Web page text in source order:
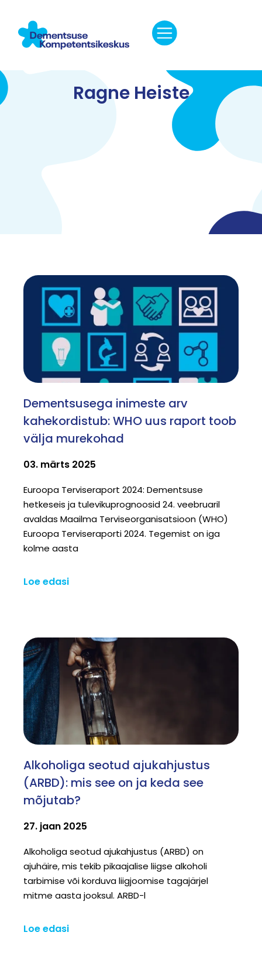
Ragne Heiste
Dementsusega inimeste arv
kahekordistub: WHO uus raport toob
välja murekohad
03. märts 2025
Euroopa Terviseraport 2024: Dementsuse
hetkeseis ja tulevikuprognoosid 24. veebruaril
avaldas Maailma Terviseorganisatsioon (WHO)
Euroopa Terviseraporti 2024. Tegemist on iga
kolme aasta
Loe edasi
Alkoholiga seotud ajukahjustus
(ARBD): mis see on ja keda see
mõjutab?
27. jaan 2025
Alkoholiga seotud ajukahjustus (ARBD) on
ajuhäire, mis tekib pikaajalise liigse alkoholi
tarbimise või korduva liigjoomise tagajärjel
mitme aasta jooksul. ARBD-l
Loe edasi